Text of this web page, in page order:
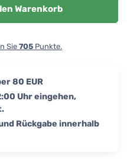
Warenkorb
Sie 705 Punkte.
80 EUR
Uhr eingehen,
Rückgabe innerhalb